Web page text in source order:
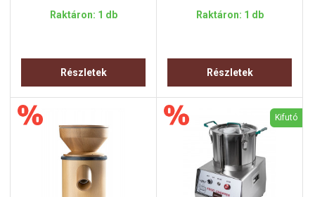
Raktáron: 1 db
Részletek
Raktáron: 1 db
Részletek
Kifutó